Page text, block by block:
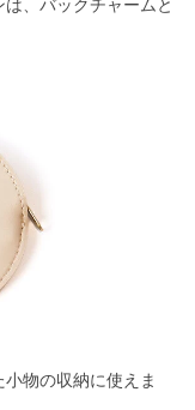
、バックチャームと
物の収納に使えま